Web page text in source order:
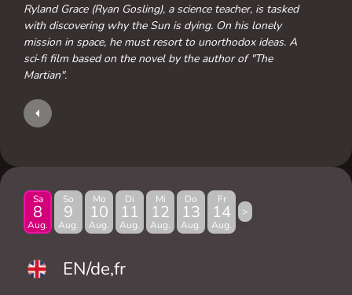
Ryland Grace (Ryan Gosling), a science teacher, is tasked
with discovering why the Sun is dying. On his lonely
mission in space, he must resort to unorthodox ideas. A
sci‑fi film based on the novel by the author of "The
Martian".
Sa
8
Aug.
So
9
Aug.
Mo
10
Aug.
Di
11
Aug.
Mi
12
Aug.
Do
13
Aug.
Fr
14
Aug.
>
EN/de,fr